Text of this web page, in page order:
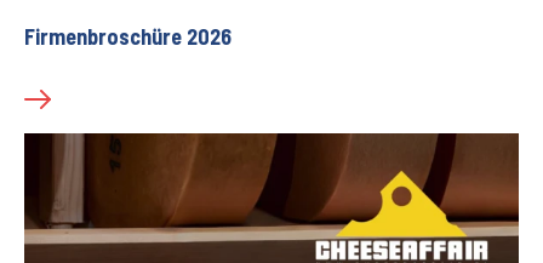
Firmenbroschüre 2026